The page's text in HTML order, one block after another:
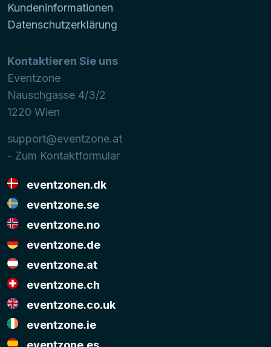
Kundeninformationen
Datenschutzerklärung
Kontaktieren Sie uns
Eventzone
Nauschgasse 4/3/2
1220 Wien
support@eventzone.at
- Zum Kontaktformular
eventzonen.dk
eventzone.se
eventzone.no
eventzone.de
eventzone.at
eventzone.ch
eventzone.co.uk
eventzone.ie